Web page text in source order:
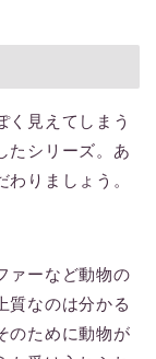
く見えてしまう
たシリーズ。あ
りましょう。
ァーなど動物の
質なのは分かる
のために動物が